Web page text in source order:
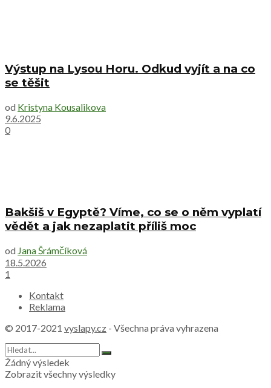
Výstup na Lysou Horu. Odkud vyjít a na co
se těšit
od Kristyna Kousalikova
9.6.2025
0
Bakšiš v Egyptě? Víme, co se o něm vyplatí
vědět a jak nezaplatit příliš moc
od Jana Šrámčíková
18.5.2026
1
Kontakt
Reklama
© 2017-2021 vyslapy.cz - Všechna práva vyhrazena
Žádný výsledek
Zobrazit všechny výsledky